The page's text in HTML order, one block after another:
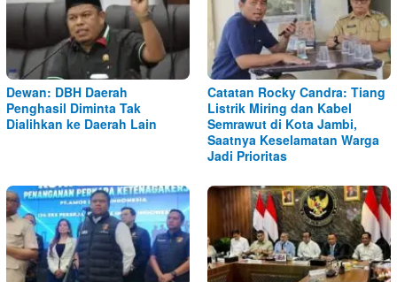
Dewan: DBH Daerah
Penghasil Diminta Tak
Dialihkan ke Daerah Lain
Catatan Rocky Candra: Tiang
Listrik Miring dan Kabel
Semrawut di Kota Jambi,
Saatnya Keselamatan Warga
Jadi Prioritas